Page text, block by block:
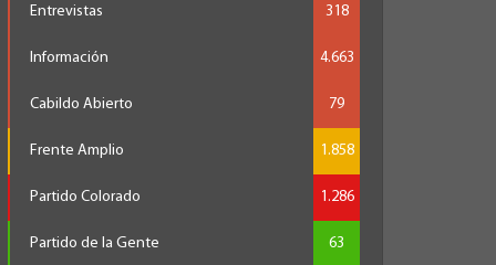
Entrevistas 318
Información 4.663
Cabildo Abierto 79
Frente Amplio 1.858
Partido Colorado 1.286
Partido de la Gente 63